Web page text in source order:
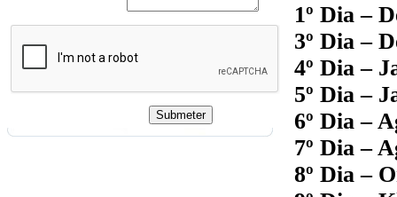
1º Dia –
3º Dia –
4º Dia –
5º Dia –
6º Dia –
7º Dia –
8º Dia –